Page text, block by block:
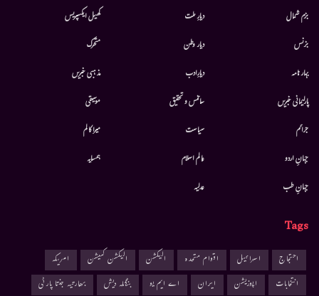
بزم شمال
بزنس
بہار نامہ
پارلیمانی خبریں
جرائم
جہانِ اردو
جہانِ طب
دیارِ ملت
دیار وطن
دیارِادب
سائنس و تحقیق
سیاست
عالم اسلام
عدلیہ
کھیل ایکسپریس
متحرك
مذہبی خبریں
موسيقى
میرا کالم
ہمسایہ
Tags
احتجاج اسرائیل اقوام متحدہ الیکشن الیکشن کمیشن
امریکہ
انتخابات
اپوزیشن ایران اے ایم یو بنگلہ دیش
بھارتیہ جنتا پارٹی